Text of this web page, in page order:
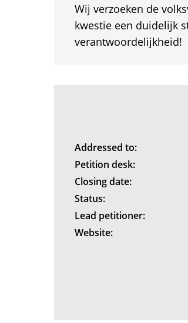
Wij verzoeken de
kwestie een duidelijk
verantwoordelijkheid!
Addressed to:
Petition desk:
Closing date:
Status:
Lead petitioner:
Website: